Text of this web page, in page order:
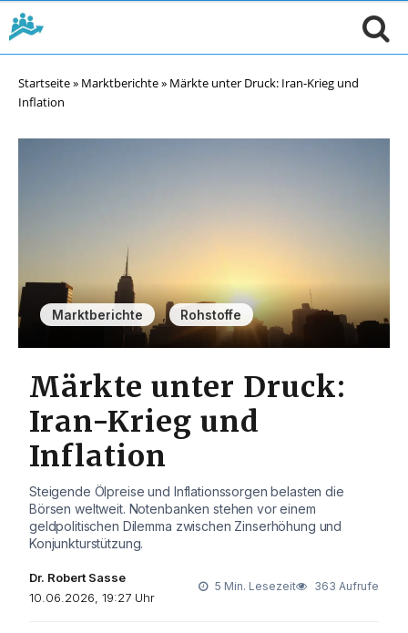
Startseite» Marktberichte» Märkte unter Druck: Iran-Krieg und
Inflation
Marktberichte , Rohstoffe
Märkte unter Druck:
Iran-Krieg und
Inflation
Steigende Ölpreise und Inflationssorgen belasten die
Börsen weltweit. Notenbanken stehen vor einem
geldpolitischen Dilemma zwischen Zinserhöhung und
Konjunkturstützung.
Dr. Robert Sasse
10.06.2026, 19:27 Uhr
5 Min. Lesezeit 363 Aufrufe